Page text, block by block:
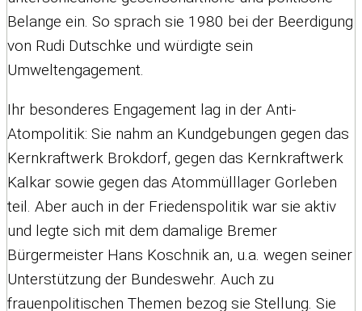
Belange ein. So sprach sie 1980 bei der Beerdigung
von Rudi Dutschke und würdigte sein
Umweltengagement.
Ihr besonderes Engagement lag in der Anti-
Atompolitik: Sie nahm an Kundgebungen gegen das
Kernkraftwerk Brokdorf, gegen das Kernkraftwerk
Kalkar sowie gegen das Atommülllager Gorleben
teil. Aber auch in der Friedenspolitik war sie aktiv
und legte sich mit dem damalige Bremer
Bürgermeister Hans Koschnik an, u.a. wegen seiner
Unterstützung der Bundeswehr. Auch zu
frauenpolitischen Themen bezog sie Stellung. Sie